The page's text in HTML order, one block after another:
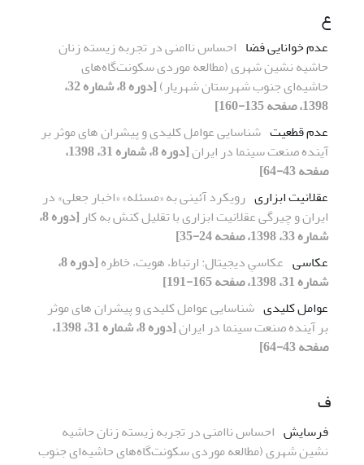
ع
عدم خوانایی فضا احساس ناامنی در تجربه زیسته زنان
حاشیه نشین شهری (مطالعه موردی سکونت‌گاه‌های
حاشیه‌ای جنوب شهرستان شهریار)
[دوره 8، شماره 32،
1398، صفحه 135-160]
عدم قطعیت شناسایی عوامل کلیدی و پیشران های موثر بر
آینده صنعت سینما در ایران
[دوره 8، شماره 31، 1398،
صفحه 43-64]
عقلانیت ابزاری رویکرد آئینی به «مسئله» «اخبار جعلی» در
ایران و چیرگی عقلانیت ابزاری با تقلیل کنش به کار
[دوره 8،
شماره 33، 1398، صفحه 24-35]
عکاسی عکاسیِ دیجیتال: ارتباط، هویت، خاطره
[دوره 8،
شماره 31، 1398، صفحه 165-191]
عوامل کلیدی شناسایی عوامل کلیدی و پیشران های موثر
بر آینده صنعت سینما در ایران
[دوره 8، شماره 31، 1398،
صفحه 43-64]
ف
فرسایش احساس ناامنی در تجربه زیسته زنان حاشیه
نشین شهری (مطالعه موردی سکونت‌گاه‌های حاشیه‌ای جنوب